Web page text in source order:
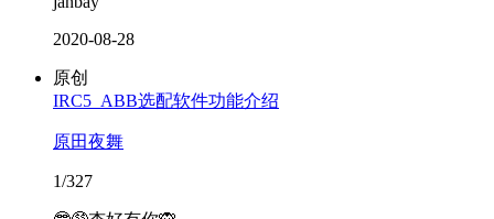
2020-08-28
原创
IRC5_ABB选配软件功能介绍
原田夜舞
1/327